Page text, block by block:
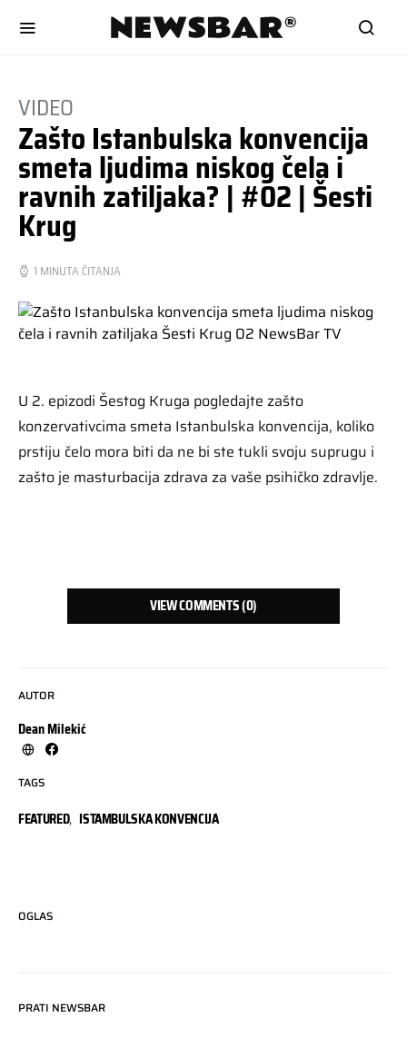
VIDEO
Zašto Istanbulska konvencija
smeta ljudima niskog čela i
ravnih zatiljaka? | #02 | Šesti
Krug
1 MINUTA ČITANJA
AUTOR
Dean Milekić
TAGS
FEATURED, ISTAMBULSKA KONVENCIJA
U 2. epizodi Šestog Kruga pogledajte zašto
konzervativcima smeta Istanbulska konvencija, koliko
prstiju čelo mora biti da ne bi ste tukli svoju suprugu i
zašto je masturbacija zdrava za vaše psihičko zdravlje.
VIEW COMMENTS (0)
OGLAS
PRATI NEWSBAR